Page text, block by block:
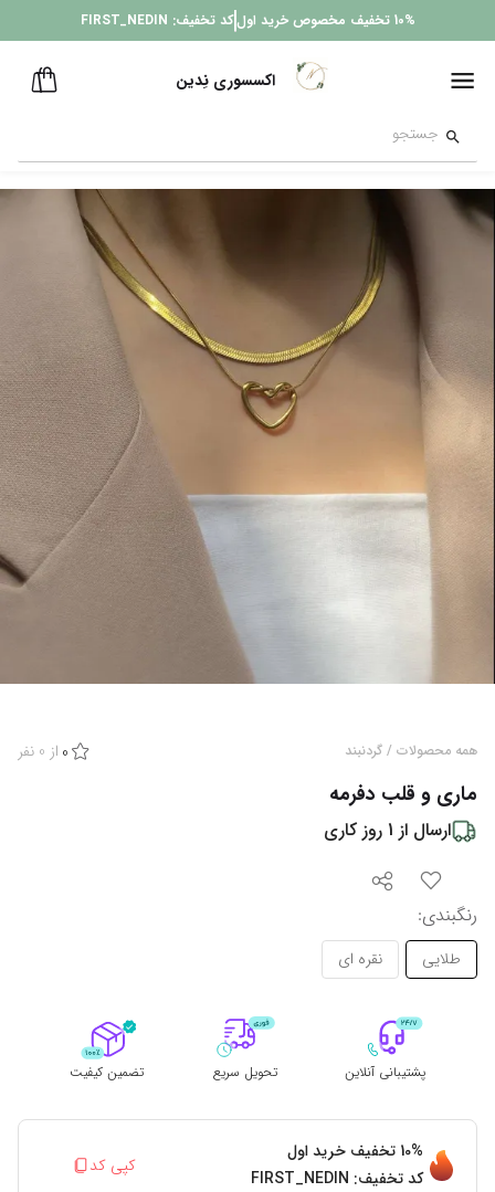
10% تخفیف مخصوص خرید اولکد تخفیف: FIRST_NEDIN
اکسسوری نِدین
همه محصولات / گردنبند 0 از 0 نفر
ماری و قلب دفرمه
ارسال از 1 روز کاری
رنگبندی:
طلایی نقره ای
پشتیبانی آنلاین تحویل سریع تضمین کیفیت
10% تخفیف خرید اول
کد تخفیف: FIRST_NEDIN
کپی کد